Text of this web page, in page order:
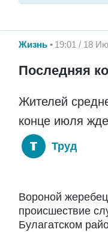
Жизнь 19:01 / 18
Последняя
Жителей
конце июля
Труд
Вороной
происшествие
Булагатском